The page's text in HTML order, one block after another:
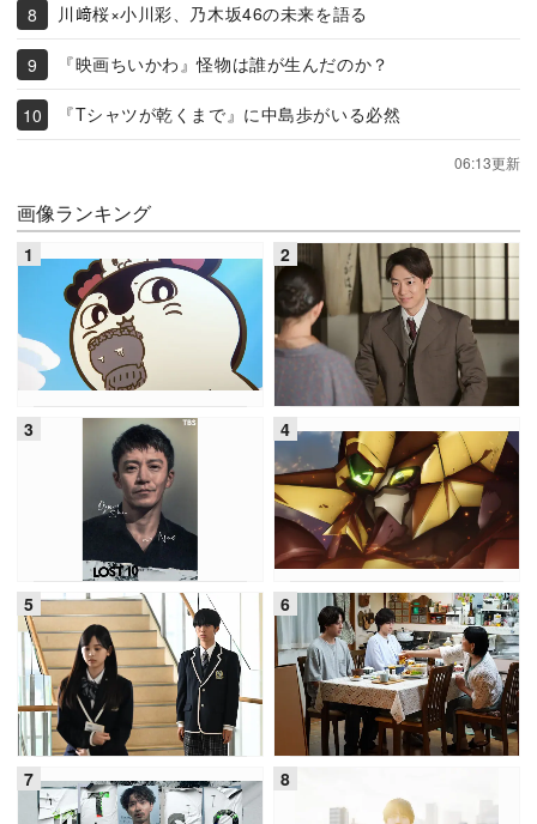
川﨑桜×小川彩、乃木坂46の未来を語る
『映画ちいかわ』怪物は誰が生んだのか？
『Tシャツが乾くまで』に中島歩がいる必然
06:13更新
画像ランキング